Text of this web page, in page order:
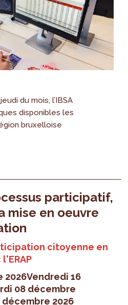
du mois, l’IBSA
disponibles les
bruxelloise
participatif,
mise en oeuvre
citoyenne en
2026Vendredi 16
08 décembre
décembre 2026